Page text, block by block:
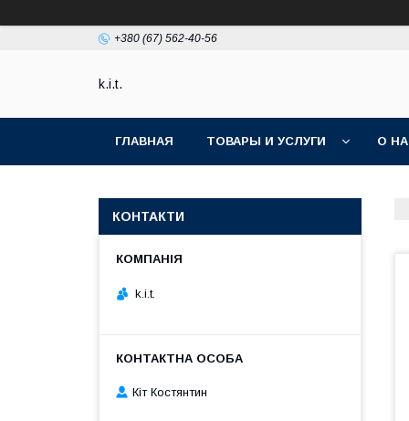
+380 (67) 562-40-56
k.i.t.
ГЛАВНАЯ ТОВАРЫ И УСЛУГИ О
КОНТАКТИ
k.i.t.
Кіт Костянтин